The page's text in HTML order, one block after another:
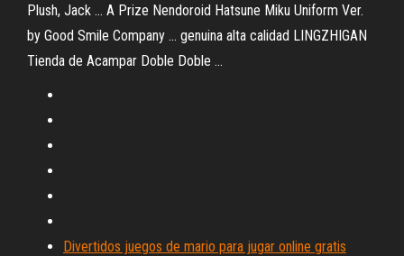
Plush, Jack ... A Prize Nendoroid Hatsune Miku Uniform Ver.
by Good Smile Company ... genuina alta calidad LINGZHIGAN
Tienda de Acampar Doble Doble ...
Divertidos juegos de mario para jugar online gratis